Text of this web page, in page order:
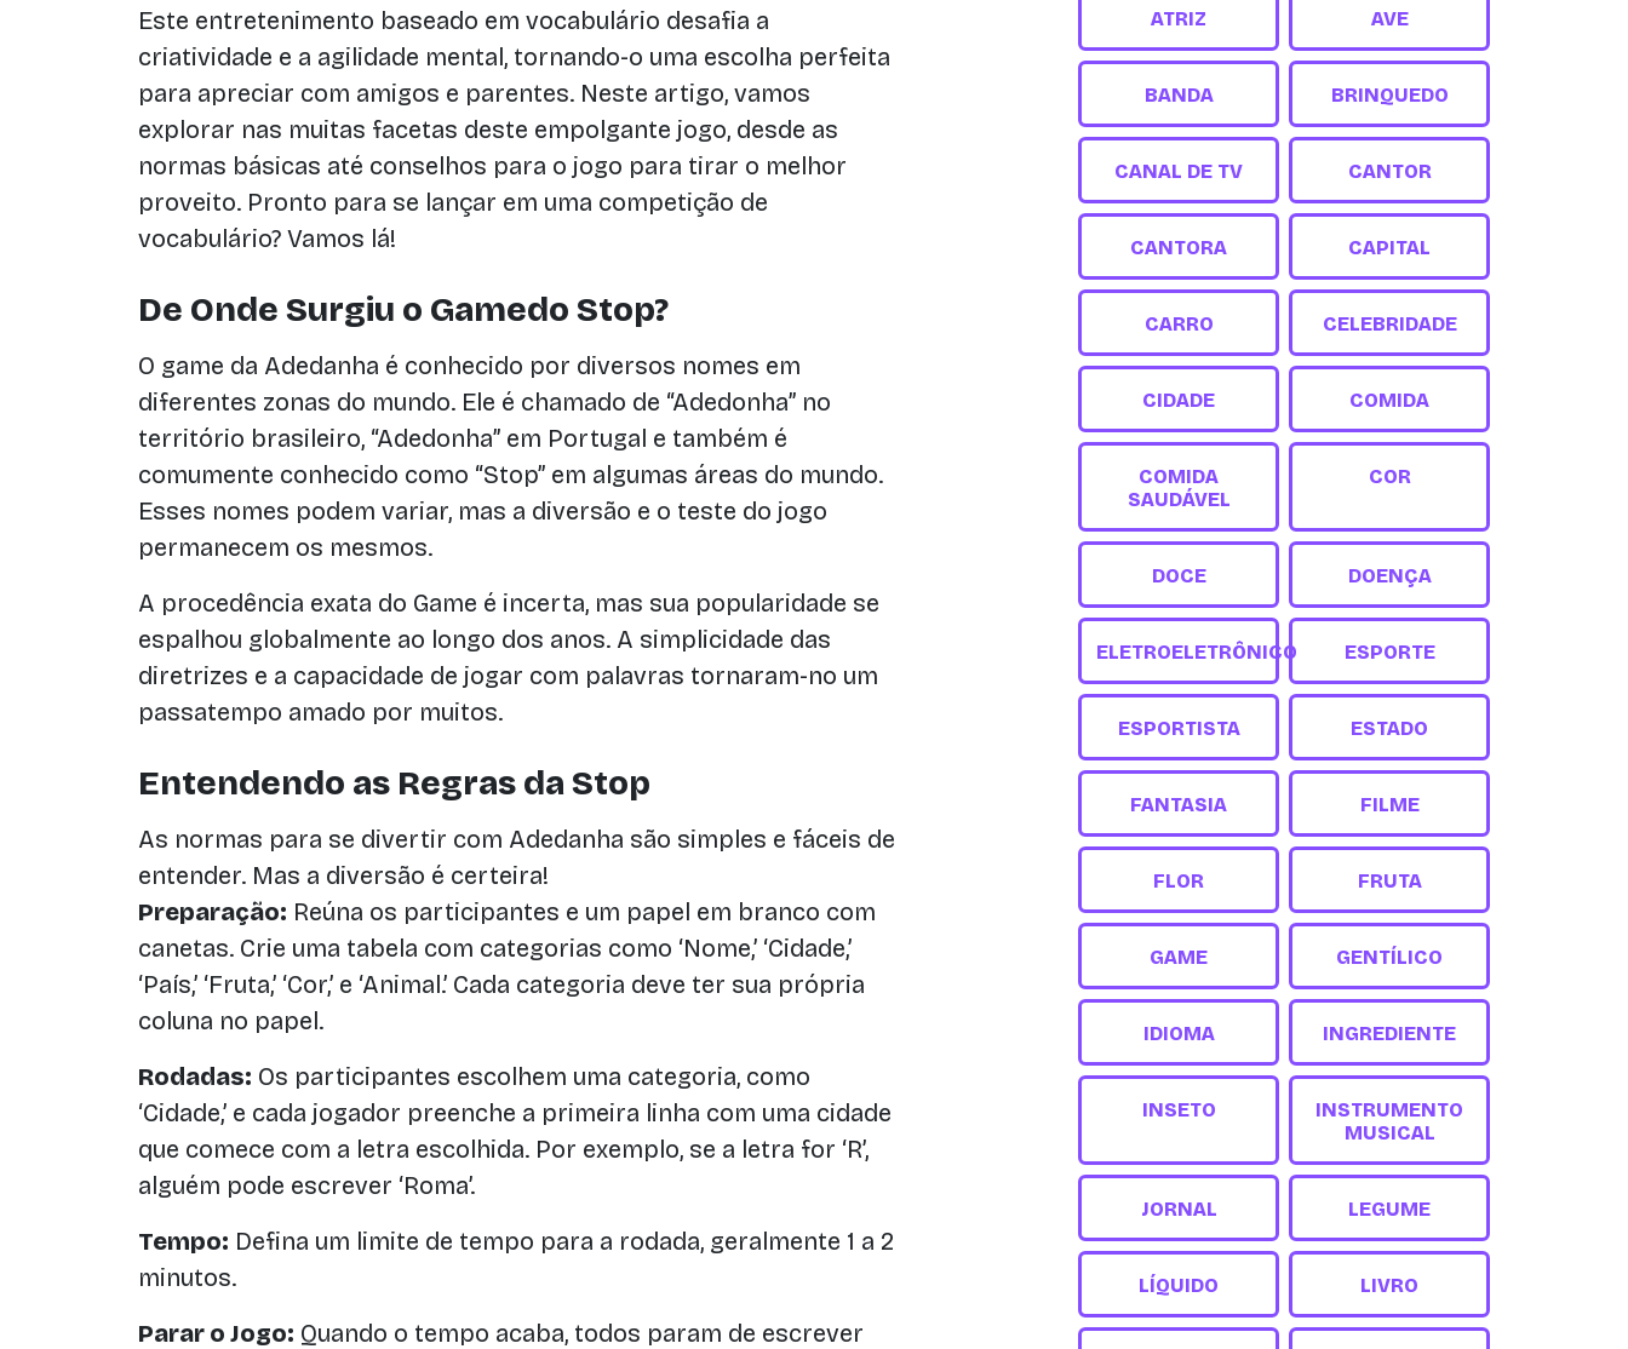
Este entretenimento baseado em vocabulário desafia a
criatividade e a agilidade mental, tornando-o uma escolha perfeita
para apreciar com amigos e parentes. Neste artigo, vamos
explorar nas muitas facetas deste empolgante jogo, desde as
normas básicas até conselhos para o jogo para tirar o melhor
proveito. Pronto para se lançar em uma competição de
vocabulário? Vamos lá!
De Onde Surgiu o Gamedo Stop?
O game da Adedanha é conhecido por diversos nomes em
diferentes zonas do mundo. Ele é chamado de “Adedonha” no
território brasileiro, “Adedonha” em Portugal e também é
comumente conhecido como “Stop” em algumas áreas do mundo.
Esses nomes podem variar, mas a diversão e o teste do jogo
permanecem os mesmos.
A procedência exata do Game é incerta, mas sua popularidade se
espalhou globalmente ao longo dos anos. A simplicidade das
diretrizes e a capacidade de jogar com palavras tornaram-no um
passatempo amado por muitos.
Entendendo as Regras da Stop
As normas para se divertir com Adedanha são simples e fáceis de
entender. Mas a diversão é certeira!
Preparação: Reúna os participantes e um papel em branco com
canetas. Crie uma tabela com categorias como ‘Nome,’ ‘Cidade,’
‘País,’ ‘Fruta,’ ‘Cor,’ e ‘Animal.’ Cada categoria deve ter sua própria
coluna no papel.
Rodadas: Os participantes escolhem uma categoria, como
‘Cidade,’ e cada jogador preenche a primeira linha com uma cidade
que comece com a letra escolhida. Por exemplo, se a letra for ‘R’,
alguém pode escrever ‘Roma’.
Tempo: Defina um limite de tempo para a rodada, geralmente 1 a 2
minutos.
Parar o Jogo: Quando o tempo acaba, todos param de escrever
ATRIZ AVE
BANDA BRINQUEDO
CANAL DE TV CANTOR
CANTORA CAPITAL
CARRO CELEBRIDADE
CIDADE COMIDA
COMIDA
SAUDÁVEL
COR
DOCE DOENÇA
ELETROELETRÔNICO ESPORTE
ESPORTISTA ESTADO
FANTASIA FILME
FLOR FRUTA
GAME GENTÍLICO
IDIOMA INGREDIENTE
INSETO
INSTRUMENTO
MUSICAL
JORNAL LEGUME
LÍQUIDO LIVRO